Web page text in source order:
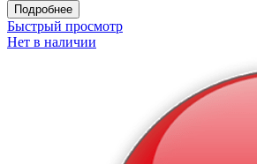
Подробнее
Быстрый просмотр
Нет в наличии